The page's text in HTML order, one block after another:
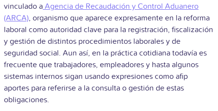
vinculado a Agencia de Recaudación y Control Aduanero
(ARCA), organismo que aparece expresamente en la reforma
laboral como autoridad clave para la registración, fiscalización
y gestión de distintos procedimientos laborales y de
seguridad social. Aun así, en la práctica cotidiana todavía es
frecuente que trabajadores, empleadores y hasta algunos
sistemas internos sigan usando expresiones como afip
aportes para referirse a la consulta o gestión de estas
obligaciones.